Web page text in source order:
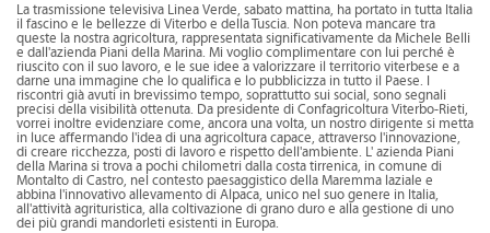
CONTATTI
DOVE SIAMO
La trasmissione televisiva Linea Verde, sabato mattina, ha portato in tutta Italia
il fascino e le bellezze di Viterbo e della Tuscia. Non poteva mancare tra
queste la nostra agricoltura, rappresentata significativamente da Michele Belli
e dall'azienda Piani della Marina. Mi voglio complimentare con lui perché è
riuscito con il suo lavoro, e le sue idee a valorizzare il territorio viterbese e a
darne una immagine che lo qualifica e lo pubblicizza in tutto il Paese. I
riscontri già avuti in brevissimo tempo, soprattutto sui social, sono segnali
precisi della visibilità ottenuta. Da presidente di Confagricoltura Viterbo-Rieti,
vorrei inoltre evidenziare come, ancora una volta, un nostro dirigente si metta
in luce affermando l'idea di una agricoltura capace, attraverso l'innovazione,
di creare ricchezza, posti di lavoro e rispetto dell'ambiente. L' azienda Piani
della Marina si trova a pochi chilometri dalla costa tirrenica, in comune di
Montalto di Castro, nel contesto paesaggistico della Maremma laziale e
abbina l'innovativo allevamento di Alpaca, unico nel suo genere in Italia,
all'attività agrituristica, alla coltivazione di grano duro e alla gestione di uno
dei più grandi mandorleti esistenti in Europa.